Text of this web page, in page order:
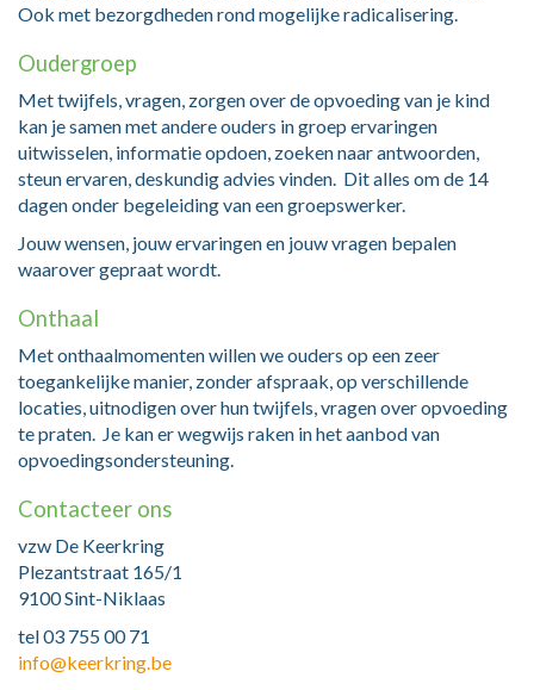
Ook met bezorgdheden rond mogelijke radicalisering.
Oudergroep
Met twijfels, vragen, zorgen over de opvoeding van je kind
kan je samen met andere ouders in groep ervaringen
uitwisselen, informatie opdoen, zoeken naar antwoorden,
steun ervaren, deskundig advies vinden. Dit alles om de 14
dagen onder begeleiding van een groepswerker.
Jouw wensen, jouw ervaringen en jouw vragen bepalen
waarover gepraat wordt.
Onthaal
Met onthaalmomenten willen we ouders op een zeer
toegankelijke manier, zonder afspraak, op verschillende
locaties, uitnodigen over hun twijfels, vragen over opvoeding
te praten. Je kan er wegwijs raken in het aanbod van
opvoedingsondersteuning.
Contacteer ons
vzw De Keerkring
Plezantstraat 165/1
9100 Sint-Niklaas
tel 03 755 00 71
info@keerkring.be